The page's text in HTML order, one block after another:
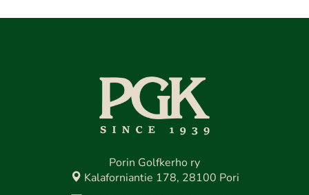
Porin Golfkerho ry
Kalaforniantie 178, 28100 Pori